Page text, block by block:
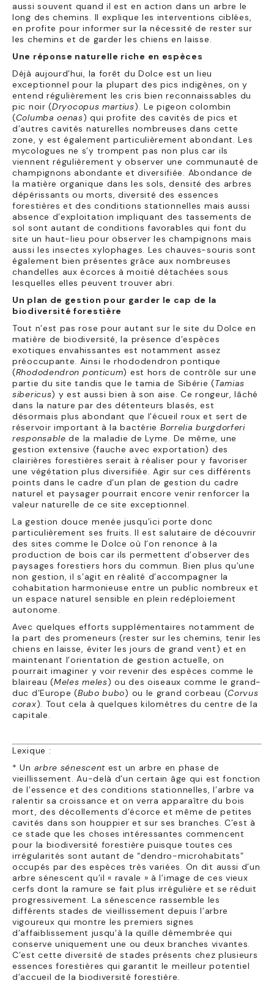
aussi souvent quand il est en action dans un arbre le
long des chemins. Il explique les interventions ciblées,
en profite pour informer sur la nécessité de rester sur
les chemins et de garder les chiens en laisse.
Une réponse naturelle riche en espèces
Déjà aujourd’hui, la forêt du Dolce est un lieu
exceptionnel pour la plupart des pics indigènes, on y
entend régulièrement les cris bien reconnaissables du
pic noir (Dryocopus martius). Le pigeon colombin
(Columba oenas) qui profite des cavités de pics et
d’autres cavités naturelles nombreuses dans cette
zone, y est également particulièrement abondant. Les
mycologues ne s’y trompent pas non plus car ils
viennent régulièrement y observer une communauté de
champignons abondante et diversifiée. Abondance de
la matière organique dans les sols, densité des arbres
dépérissants ou morts, diversité des essences
forestières et des conditions stationnelles mais aussi
absence d’exploitation impliquant des tassements de
sol sont autant de conditions favorables qui font du
site un haut-lieu pour observer les champignons mais
aussi les insectes xylophages. Les chauves-souris sont
également bien présentes grâce aux nombreuses
chandelles aux écorces à moitié détachées sous
lesquelles elles peuvent trouver abri.
Un plan de gestion pour garder le cap de la
biodiversité forestière
Tout n’est pas rose pour autant sur le site du Dolce en
matière de biodiversité, la présence d’espèces
exotiques envahissantes est notamment assez
préoccupante. Ainsi le rhododendron pontique
(Rhododendron ponticum) est hors de contrôle sur une
partie du site tandis que le tamia de Sibérie (Tamias
sibericus) y est aussi bien à son aise. Ce rongeur, lâché
dans la nature par des détenteurs blasés, est
désormais plus abondant que l’écueil roux et sert de
réservoir important à la bactérie Borrelia burgdorferi
responsable de la maladie de Lyme. De même, une
gestion extensive (fauche avec exportation) des
clairières forestières serait à réaliser pour y favoriser
une végétation plus diversifiée. Agir sur ces différents
points dans le cadre d’un plan de gestion du cadre
naturel et paysager pourrait encore venir renforcer la
valeur naturelle de ce site exceptionnel.
La gestion douce menée jusqu’ici porte donc
particulièrement ses fruits. Il est salutaire de découvrir
des sites comme le Dolce où l’on renonce à la
production de bois car ils permettent d’observer des
paysages forestiers hors du commun. Bien plus qu’une
non gestion, il s’agit en réalité d’accompagner la
cohabitation harmonieuse entre un public nombreux et
un espace naturel sensible en plein redéploiement
autonome.
Avec quelques efforts supplémentaires notamment de
la part des promeneurs (rester sur les chemins, tenir les
chiens en laisse, éviter les jours de grand vent) et en
maintenant l’orientation de gestion actuelle, on
pourrait imaginer y voir revenir des espèces comme le
blaireau (Meles meles) ou des oiseaux comme le grand-
duc d’Europe (Bubo bubo) ou le grand corbeau (Corvus
corax). Tout cela à quelques kilomètres du centre de la
capitale.
Lexique :
* Un arbre sénescent est un arbre en phase de
vieillissement. Au-delà d’un certain âge qui est fonction
de l’essence et des conditions stationnelles, l’arbre va
ralentir sa croissance et on verra apparaître du bois
mort, des décollements d’écorce et même de petites
cavités dans son houppier et sur ses branches. C’est à
ce stade que les choses intéressantes commencent
pour la biodiversité forestière puisque toutes ces
irrégularités sont autant de “dendro-microhabitats”
occupés par des espèces très variées. On dit aussi d’un
arbre sénescent qu’il « ravale » à l’image de ces vieux
cerfs dont la ramure se fait plus irrégulière et se réduit
progressivement. La sénescence rassemble les
différents stades de vieillissement depuis l’arbre
vigoureux qui montre les premiers signes
d’affaiblissement jusqu’à la quille démembrée qui
conserve uniquement une ou deux branches vivantes.
C’est cette diversité de stades présents chez plusieurs
essences forestières qui garantit le meilleur potentiel
d’accueil de la biodiversité forestière.